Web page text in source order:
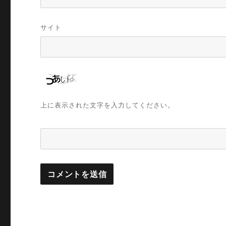
サイト
上に表示された文字を入力してください。